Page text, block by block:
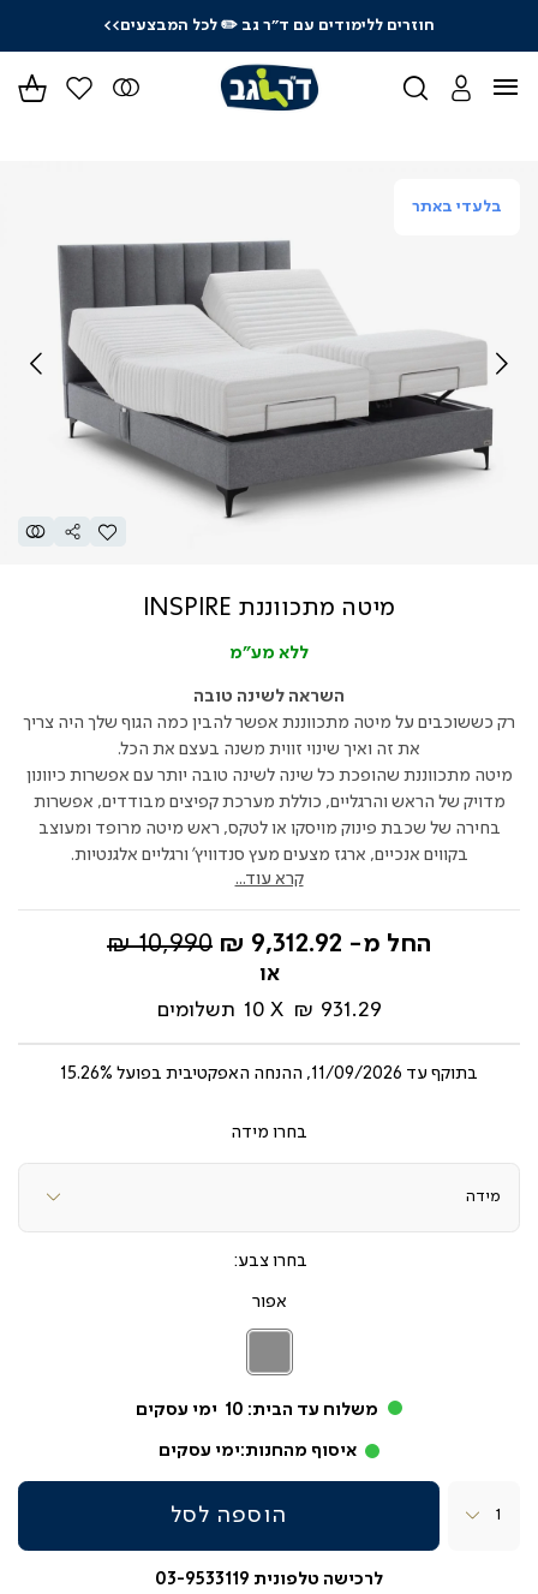
לרכישה טלפונית: 03-9533119 המבצעים>>
בלעדי באתר
מיטה מתכווננת INSPIRE
ללא מע"מ
השראה לשינה טובה
רק כששוכבים על מיטה מתכווננת אפשר להבין כמה הגוף שלך היה צריך
את זה ואיך שינוי זווית משנה בעצם את הכל.
מיטה מתכווננת שהופכת כל שינה לשינה טובה יותר עם אפשרות כיוונון
מדויק של הראש והרגליים, כוללת מערכת קפיצים מבודדים, אפשרות
בחירה של שכבת פינוק מויסקו או לטקס, ראש מיטה מרופד ומעוצב
בקווים אנכיים, ארגז מצעים מעץ סנדוויץ' ורגליים אלגנטיות.
קרא עוד...
החל מ- 9,312.92 ₪
מחיר
10,990 ₪
931.29 ₪
10 תשלומים
בתוקף עד 11/09/2026, ההנחה האפקטיבית בפועל 15.26%
מידה
צבע
אפור
משלוח עד הבית: 10 ימי עסקים
איסוף מהחנות:ימי עסקים
הוספה לסל
לרכישה טלפונית 03-9533119